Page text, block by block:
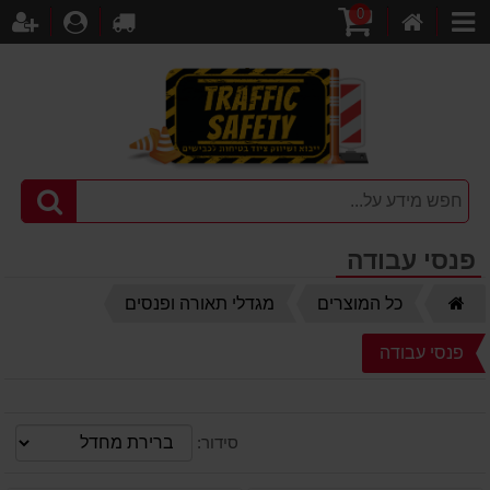
קטגוריות
קניות
0
לקופה
פנסי עבודה
כל המוצרים מגדלי תאורה ופנסים
פנסי עבודה
סידור: